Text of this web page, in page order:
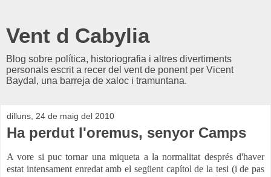
Vent d Cabylia
Blog sobre política, historiografia i altres divertiments
personals escrit a recer del vent de ponent per Vicent
Baydal, una barreja de xaloc i tramuntana.
dilluns, 24 de maig del 2010
Ha perdut l'oremus, senyor Camps
A vore si puc tornar una miqueta a la normalitat després d'haver
estat intensament enredat amb el següent capítol de la tesi (i de pas